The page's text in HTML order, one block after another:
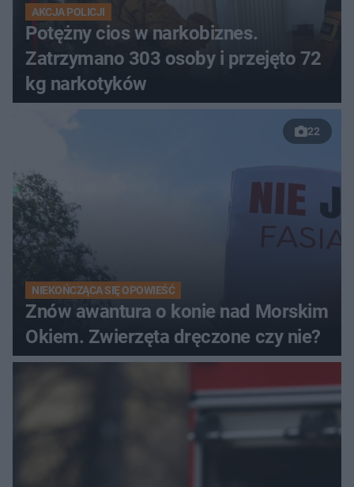
AKCJA POLICJI
Potężny cios w narkobiznes.
Zatrzymano 303 osoby i przejęto 72
kg narkotyków
22
NIEKOŃCZĄCA SIĘ OPOWIEŚĆ
Znów awantura o konie nad Morskim
Okiem. Zwierzęta dręczone czy nie?